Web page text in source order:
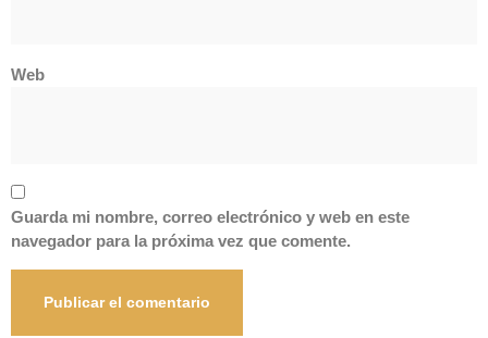
Web
Guarda mi nombre, correo electrónico y web en este
navegador para la próxima vez que comente.